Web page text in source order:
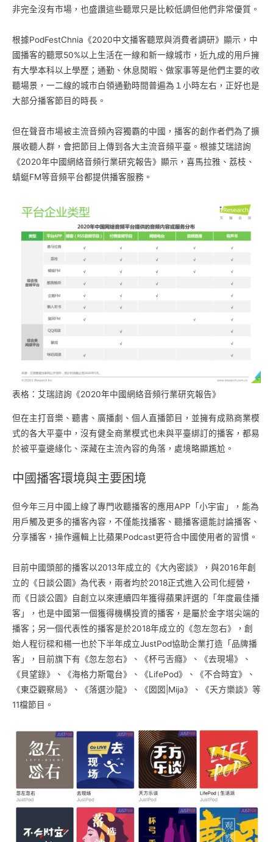
非完全沒有市場，也盛讚這些聽眾只是比較低調但他們非常優質。
根據PodFestChnia《2020中文播客聽眾與消費者調研》顯示，中
國播客的聽眾50%以上生活在一線和新一線城市，近九成的用戶擁
有大學本科以上學歷；通勤、休息閒暇、做家事等是他們主要的收
聽場景，一二線的城市白領通勤時間普遍為１小時左右，正好也是
大部分播客節目的時長。
但在聲音市場被主流音頻內容獨霸的中國，播客的創作者們為了擴
展收聽人群，會把節目上傳到各大主流音頻平臺。根據艾瑞諮詢
《2020年中國網絡音頻行業研究報告》顯示，喜馬拉雅、荔枝、
蜻蜓FM等音頻平台都提供播客服務。
表格：艾瑞諮詢《2020年中國網絡音頻行業研究報告》
但在主打音樂、聽書、廣播劇、個人直播節目，並擁有成熟商業模
式的各大平臺中，沒有健全商業模式也未與平臺綁訂的播客，都易
於被平臺邊緣化、深藏在主流內容的角落，處境略顯尷尬。
中國播客環境與主要困境
但今年三月中國上線了專門收聽播客的應用APP「小宇宙」，能為
用戶觸及更多的播客內容，不僅能找播客、聽播客還能討論播客、
分享播客，操作邏輯上比蘋果Podcast更符合中國使用者的習慣。
目前中國頭部的播客以2013年成立的《大內密談》，與2016年創
立的《日談公園》為代表，兩者均於2018正式進入公司化經營，
而《日談公園》自創立以來連續四年獲得蘋果評選的「年度最佳播
客」，也是中國第一個獲得機構投資的播客，是屬於金字塔尖端的
播客；另一個代表性的播客是於2018年成立的《忽左忽右》，創
始人程衍樑和楊一也於下半年成立JustPod協助企業打造「品牌播
客」，目前旗下有《忽左忽右》、《杯弓舌癮》、《去現場》、
《貝望錄》、《海格力斯電台》、《LifePod》、《不合時宜》、
《東亞觀察局》、《落選沙龍》、《囡囡|Mija》、《天方樂談》等
11檔節目。